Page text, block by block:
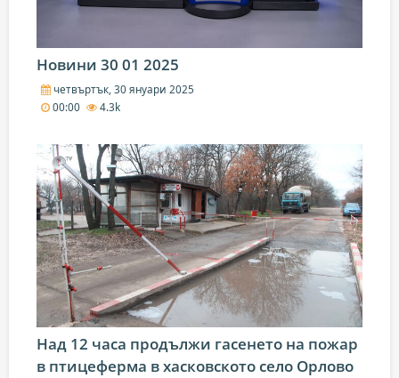
Новини 30 01 2025
четвъртък, 30 януари 2025
00:00
4.3k
Над 12 часа продължи гасенето на пожар
в птицеферма в хасковското село Орлово